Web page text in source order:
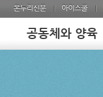
온누리신문 아이스쿨
공동체와 양육